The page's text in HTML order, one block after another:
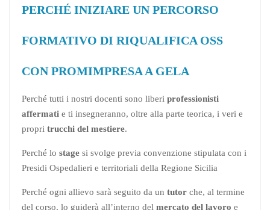
PERCHÉ INIZIARE UN PERCORSO
FORMATIVO DI RIQUALIFICA OSS
CON PROMIMPRESA A GELA
Perché tutti i nostri docenti sono liberi professionisti
affermati e ti insegneranno, oltre alla parte teorica, i veri e
propri trucchi del mestiere.
Perché lo stage si svolge previa convenzione stipulata con i
Presidi Ospedalieri e territoriali della Regione Sicilia
Perché ogni allievo sarà seguito da un tutor che, al termine
del corso, lo guiderà all’interno del mercato del lavoro e